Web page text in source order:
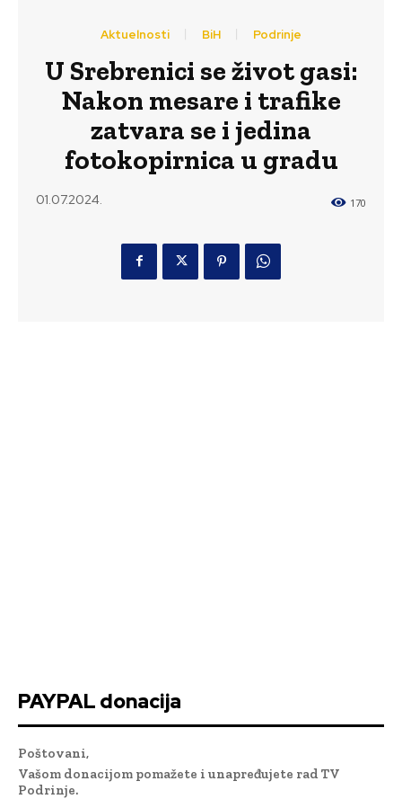
Aktuelnosti BiH Podrinje
U Srebrenici se život gasi:
Nakon mesare i trafike
zatvara se i jedina
fotokopirnica u gradu
01.07.2024. 170
PAYPAL donacija
Poštovani,
Vašom donacijom pomažete i unapređujete rad TV
Podrinje.